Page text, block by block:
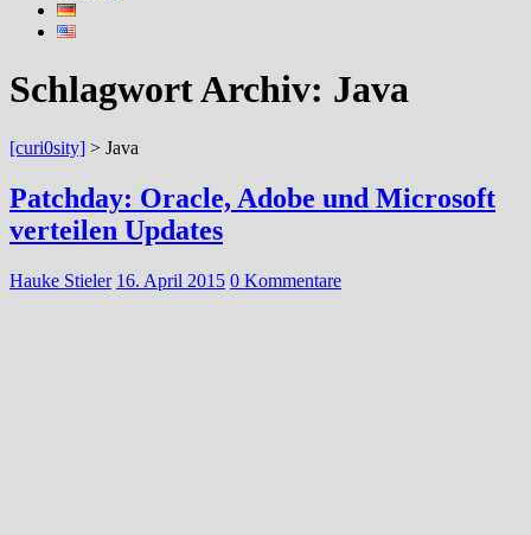
Schlagwort Archiv: Java
[curi0sity] > Java
Patchday: Oracle, Adobe und Microsoft
verteilen Updates
Hauke Stieler 16. April 2015 0 Kommentare